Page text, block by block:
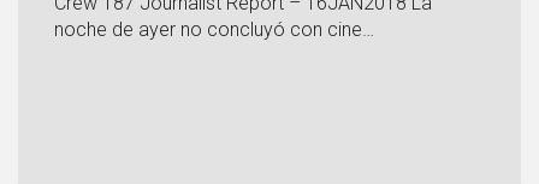
noche de ayer no concluyó con cine…